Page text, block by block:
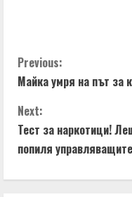
i
n
g
C
o
n
t
i
Previous:
Майка умря на път за
Next:
Тест за наркотици!
попиля